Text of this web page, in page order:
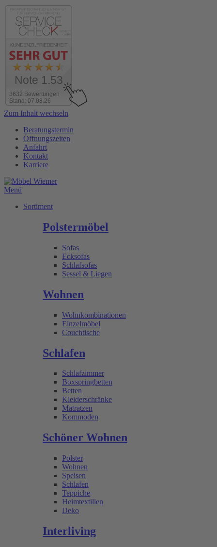
3632 Bewertungen
Stand: 07.08.26
Note 1.53
Zum Inhalt wechseln
Beratungstermin
Öffnungszeiten
Anfahrt
Kontakt
Karriere
Menü
Sortiment
Polstermöbel
Sofas
Ecksofas
Schlafsofas
Sessel & Liegen
Wohnen
Wohnkombinationen
Einzelmöbel
Couchtische
Schlafen
Schlafzimmer
Boxspringbetten
Betten
Kleiderschränke
Matratzen
Kommoden
Schöner Wohnen
Polster
Wohnen
Speisen
Schlafen
Teppiche
Heimtextilien
Deko
Interliving